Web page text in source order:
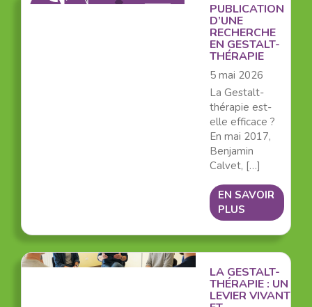
PUBLICATION
D’UNE
RECHERCHE
EN GESTALT-
THÉRAPIE
5 mai 2026
La Gestalt-
thérapie est-
elle efficace ?
En mai 2017,
Benjamin
Calvet, […]
EN SAVOIR
PLUS
LA GESTALT-
THÉRAPIE : UN
LEVIER VIVANT